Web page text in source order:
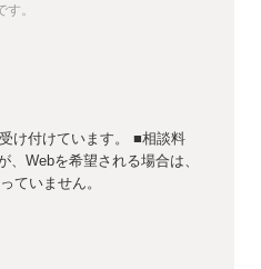
。
け付けています。 ■相談料
Webを希望される場合は、
ていません。